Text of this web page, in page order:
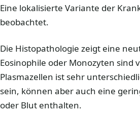
Eine lokalisierte Variante der
beobachtet.
Die Histopathologie zeigt eine
Eosinophile oder Monozyten sind
Plasmazellen ist sehr
sein, können aber auch eine
oder Blut enthalten.